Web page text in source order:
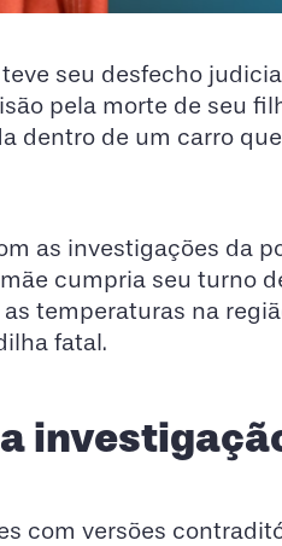
seu desfecho
pela morte de seu
dentro de um carro
as investigações da
cumpria seu turno
temperaturas na
fatal.
com versões